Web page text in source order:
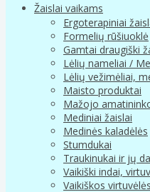
Žaislai vaikams
Ergoterapiniai
Formelių rūšiuoklė
Gamtai draugiški
Lėlių nameliai /
Lėlių vežimėliai,
Maisto produktai
Mažojo
Mediniai žaislai
Medinės kaladėlės
Stumdukai
Traukinukai ir jų
Vaikiški indai,
Vaikiškos virtuvėlės